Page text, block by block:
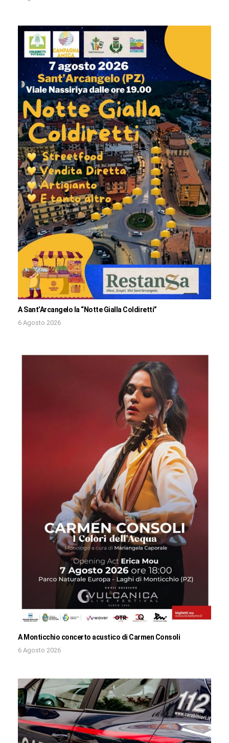
A Sant’Arcangelo la “Notte Gialla Coldiretti”
6 Agosto 2026
A Monticchio concerto acustico di Carmen Consoli
6 Agosto 2026